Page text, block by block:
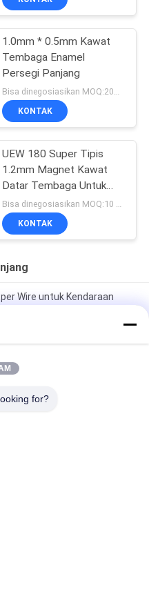
1.0mm * 0.5mm Kawat
Tembaga Enamel
Persegi Panjang
Bisa dinegosiasikan MOQ:20Kilogram/Kilogram
KONTAK
UEW 180 Super Tipis
1.2mm Magnet Kawat
Datar Tembaga Untuk
Berliku
Bisa dinegosiasikan MOQ:10 Kilogram/Kilogram
KONTAK
Wire untuk Kendaraan
Wire Tembaga Lapisan
persegi panjang super tipis
for?